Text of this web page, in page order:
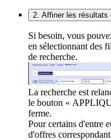
2. Affiner les résultats
Si besoin, vous
en sélectionnant des
de recherche.
La recherche est
le bouton «
ferme.
Pour certains d'entre
d'offres